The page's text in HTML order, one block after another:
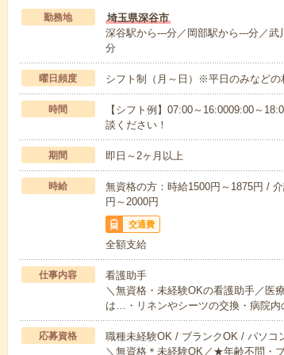
勤務地
埼玉県深谷市
深谷駅から---分／岡部駅から---分／
分
曜日頻度 シフト制（月～日）※平日のみなど
時間
【シフト例】07:00～16:0009:00～
談ください！
期間 即日～2ヶ月以上
時給
無資格の方：時給1500円～1875円 /
円～2000円
交通費
全額支給
仕事内容
看護助手
＼無資格・未経験OKの看護助手／医
は…・リネンやシーツの交換・病院
応募資格
職種未経験OK / ブランクOK / パソコ
＼無資格＊未経験OK／★年齢不問・